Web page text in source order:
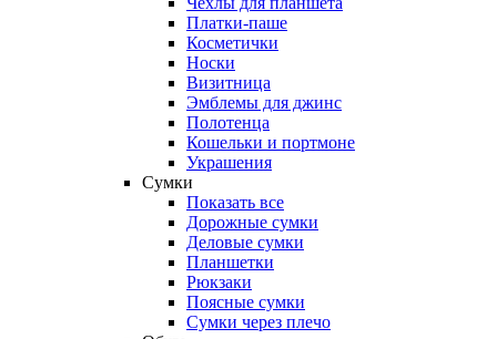
Платки-паше
Косметички
Носки
Визитница
Эмблемы для джинс
Полотенца
Кошельки и портмоне
Украшения
Сумки
Показать все
Дорожные сумки
Деловые сумки
Планшетки
Рюкзаки
Поясные сумки
Сумки через плечо